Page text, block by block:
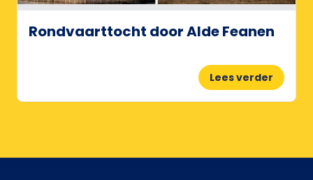
Rondvaarttocht door Alde Feanen
Lees verder